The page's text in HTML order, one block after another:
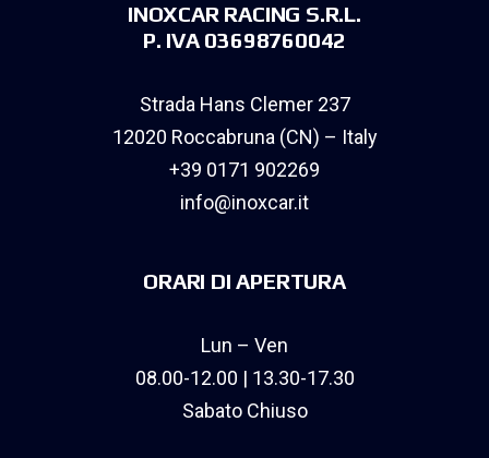
INOXCAR RACING S.R.L.
P. IVA 03698760042
Strada Hans Clemer 237
12020 Roccabruna (CN) – Italy
+39 0171 902269
info@inoxcar.it
ORARI DI APERTURA
Lun – Ven
08.00-12.00 | 13.30-17.30
Sabato Chiuso